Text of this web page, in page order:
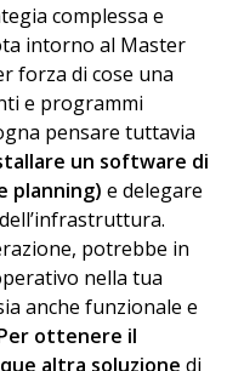
complessa e
intorno al Master
forza di cose una
e programmi
pensare tuttavia
un software di
planning) e delegare
potrebbe in
nella tua
anche funzionale e
ottenere il
altra soluzione di